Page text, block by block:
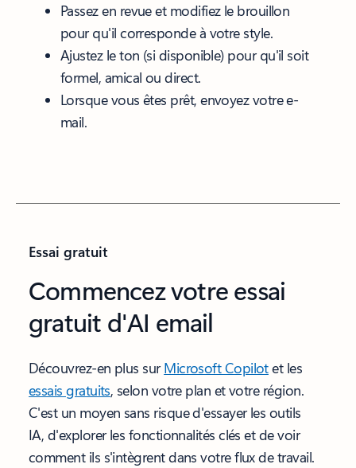
Passez en revue et modifiez le brouillon
pour qu'il corresponde à votre style.
Ajustez le ton (si disponible) pour qu'il soit
formel, amical ou direct.
Lorsque vous êtes prêt, envoyez votre e-
mail.
Essai gratuit
Commencez votre essai
gratuit d'AI email
Découvrez-en plus surMicrosoft Copilotet les
essais gratuits, selon votre plan et votre région.
C'est un moyen sans risque d'essayer les outils
IA, d'explorer les fonctionnalités clés et de voir
comment ils s'intègrent dans votre flux de travail.